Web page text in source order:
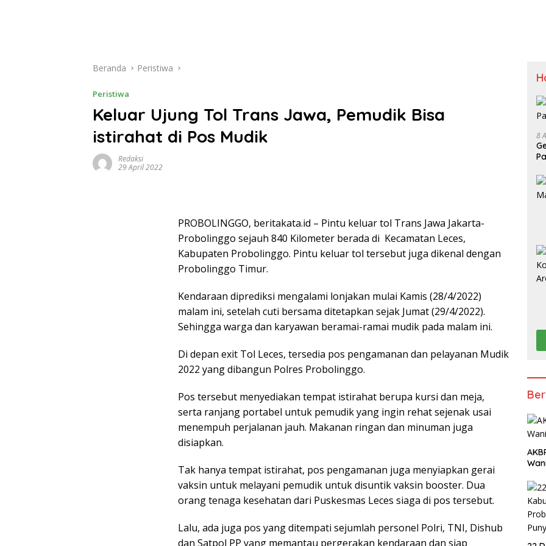
Beranda Peristiwa
Peristiwa
Keluar Ujung Tol Trans Jawa, Pemudik Bisa
istirahat di Pos Mudik
Redaksi
29 April 2022
PROBOLINGGO, beritakata.id – Pintu keluar tol Trans Jawa Jakarta-
Probolinggo sejauh 840 Kilometer berada di Kecamatan Leces,
Kabupaten Probolinggo. Pintu keluar tol tersebut juga dikenal dengan
Probolinggo Timur.
Kendaraan diprediksi mengalami lonjakan mulai Kamis (28/4/2022)
malam ini, setelah cuti bersama ditetapkan sejak Jumat (29/4/2022).
Sehingga warga dan karyawan beramai-ramai mudik pada malam ini.
Di depan exit Tol Leces, tersedia pos pengamanan dan pelayanan Mudik
2022 yang dibangun Polres Probolinggo.
Pos tersebut menyediakan tempat istirahat berupa kursi dan meja,
serta ranjang portabel untuk pemudik yang ingin rehat sejenak usai
menempuh perjalanan jauh. Makanan ringan dan minuman juga
disiapkan.
Tak hanya tempat istirahat, pos pengamanan juga menyiapkan gerai
vaksin untuk melayani pemudik untuk disuntik vaksin booster. Dua
orang tenaga kesehatan dari Puskesmas Leces siaga di pos tersebut.
Lalu, ada juga pos yang ditempati sejumlah personel Polri, TNI, Dishub
dan Satpol PP yang memantau pergerakan kendaraan dan siap
8